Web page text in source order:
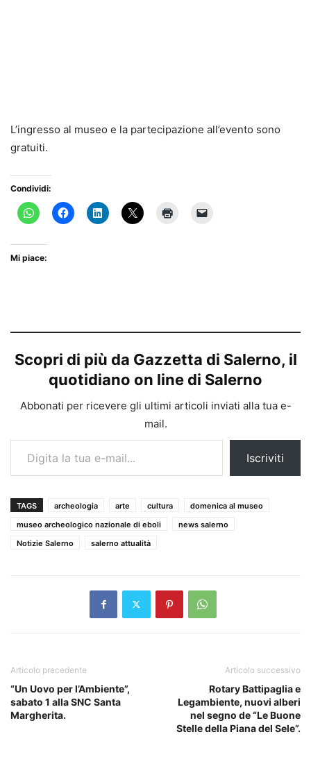
L’ingresso al museo e la partecipazione all’evento sono
gratuiti.
Condividi:
Mi piace:
Scopri di più da Gazzetta di Salerno, il
quotidiano on line di Salerno
Abbonati per ricevere gli ultimi articoli inviati alla tua e-
mail.
Digita la tua e-mail...
Iscriviti
TAGS archeologia arte cultura
domenica al museo
museo archeologico nazionale di eboli
news salerno
Notizie Salerno
salerno attualità
Articolo precedente
“Un Uovo per l’Ambiente”,
sabato 1 alla SNC Santa
Margherita.
Articolo successivo
Rotary Battipaglia e
Legambiente, nuovi alberi
nel segno de “Le Buone
Stelle della Piana del Sele”.